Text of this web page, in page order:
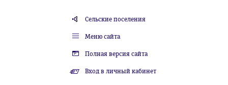
Сельские поселения
Меню сайта
Полная версия сайта
Вход в личный кабинет